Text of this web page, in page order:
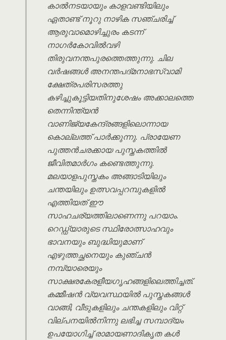
കാൽനടയായും കാളവണ്ടിയിലും
ഏതാണ്ട് നൂറു നാഴിക സഞ്ചരിച്ച്
ആരുവാമൊഴിച്ചുരം കടന്ന്
നാഗർകോവിൽവഴി
തിരുവനന്തപുരത്തെത്തുന്നു. ചില
വർഷങ്ങൾ അനന്തപദ്മനാഭസ്വാമി
ക്ഷേത്രപരിസരത്തു
കഴിച്ചുകൂട്ടിയതിനുശേഷം അക്കാലത്തെ
തെന്നിന്ത്യൻ
വാണിജ്യകേന്ദ്രങ്ങളിലൊന്നായ
കൊല്ലത്ത് പാർക്കുന്നു. പ്രായേണ
പുത്തൻചരക്കായ പുസ്തകത്തിൽ
ജീവിതമാർഗം കണ്ടെത്തുന്നു.
മലയാളപുസ്തകം അങ്ങാടിയിലും
ചന്തയിലും ഉത്സവപ്പറമ്പുകളിൽ
എത്തിയത് ഈ
സാഹചര്യത്തിലാണെന്നു പറയാം.
റെഡ്ഡ്യാരുടെ സ്ഥിരോത്സാഹവും
ഭാവനയും ബുദ്ധിയുമാണ്
എഴുത്തച്ഛനെയും കുഞ്ചൻ
നമ്പ്യാരെയും
സാക്ഷരകേരളീയഗൃഹങ്ങളിലെത്തിച്ചത്.
കമ്മീഷൻ വ്യവസ്ഥയിൽ പുസ്തകങ്ങൾ
വാങ്ങി, വീടുകളിലും ചന്തകളിലും വിറ്റ്
വില്പനയിൽനിന്നു ലഭിച്ച സമ്പാദ്യം
ഉപയോഗിച്ച് രാമായണാദികൃത കൾ